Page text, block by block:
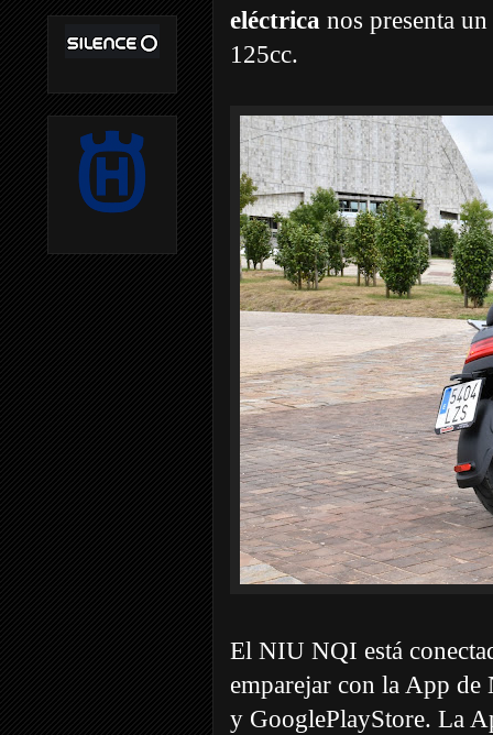
eléctrica nos presenta
125cc.
El NIU NQI está
emparejar con la App
y GooglePlayStore. La